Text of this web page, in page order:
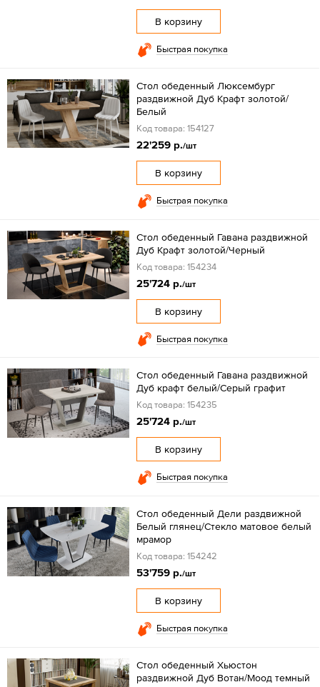
В корзину
Быстрая покупка
Стол обеденный Люксембург
раздвижной Дуб Крафт золотой/
Белый
Код товара: 154127
22'259 р./шт
В корзину
Быстрая покупка
Стол обеденный Гавана раздвижной
Дуб Крафт золотой/Черный
Код товара: 154234
25'724 р./шт
В корзину
Быстрая покупка
Стол обеденный Гавана раздвижной
Дуб крафт белый/Серый графит
Код товара: 154235
25'724 р./шт
В корзину
Быстрая покупка
Стол обеденный Дели раздвижной
Белый глянец/Стекло матовое белый
мрамор
Код товара: 154242
53'759 р./шт
В корзину
Быстрая покупка
Стол обеденный Хьюстон
раздвижной Дуб Вотан/Моод темный